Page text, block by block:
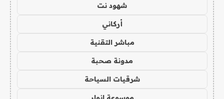
شهود نت
أركاني
مباشر التقنية
مدونة صحبة
شرقيات السياحة